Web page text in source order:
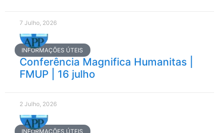
7 Julho, 2026
INFORMAÇÕES ÚTEIS
Conferência Magnifica Humanitas |
FMUP | 16 julho
2 Julho, 2026
INFORMAÇÕES ÚTEIS